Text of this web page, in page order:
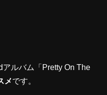
アルバム「Pretty On The
メです。